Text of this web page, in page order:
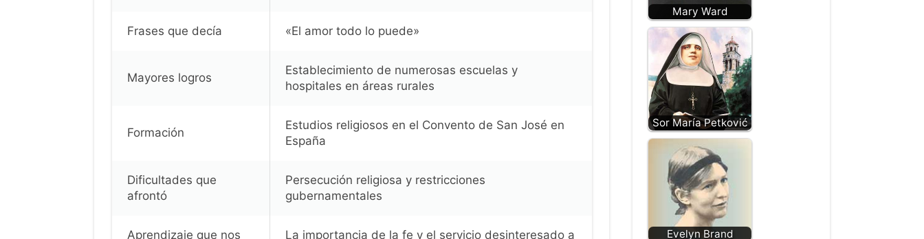
Frases que decía «El amor todo lo puede»
Mayores logros
Establecimiento de numerosas escuelas y
hospitales en áreas rurales
Formación
Estudios religiosos en el Convento de San José en
España
Dificultades que
afrontó
Persecución religiosa y restricciones
gubernamentales
Aprendizaje que nos
La importancia de la fe y el servicio desinteresado a
Mary Ward
Sor María Petković
Evelyn Brand